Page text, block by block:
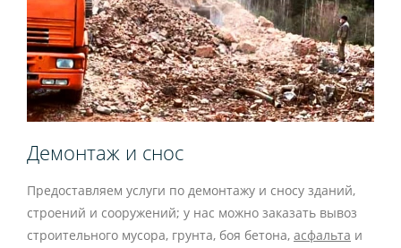
Демонтаж и снос
Предоставляем услуги по демонтажу и сносу зданий,
строений и сооружений; у нас можно заказать вывоз
строительного мусора, грунта, боя бетона, асфальта и